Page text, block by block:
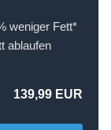
weniger Fett*
ablaufen
139,99 EUR